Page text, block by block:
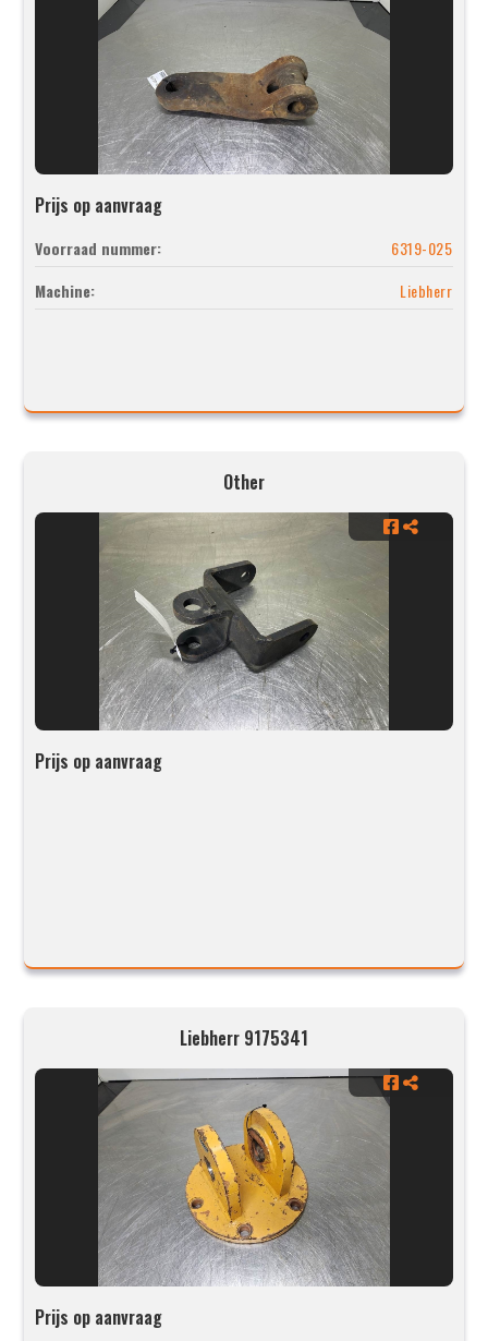
Prijs op aanvraag
Voorraad nummer:
6319-025
Machine:
Liebherr
Other
Prijs op aanvraag
Liebherr 9175341
Prijs op aanvraag